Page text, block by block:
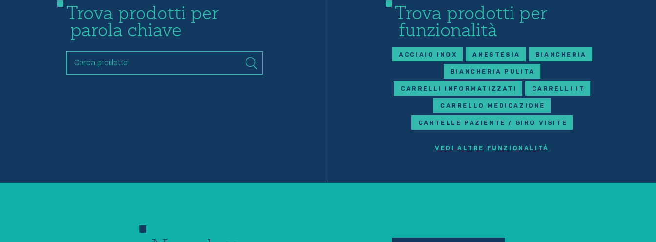
Trova prodotti per
parola chiave
Trova prodotti per
funzionalità
ACCIAIO INOX ANESTESIA BIANCHERIA
BIANCHERIA PULITA
CARRELLI INFORMATIZZATI CARRELLI IT
CARRELLO MEDICAZIONE
CARTELLE PAZIENTE / GIRO VISITE
VEDI ALTRE FUNZIONALITÀ